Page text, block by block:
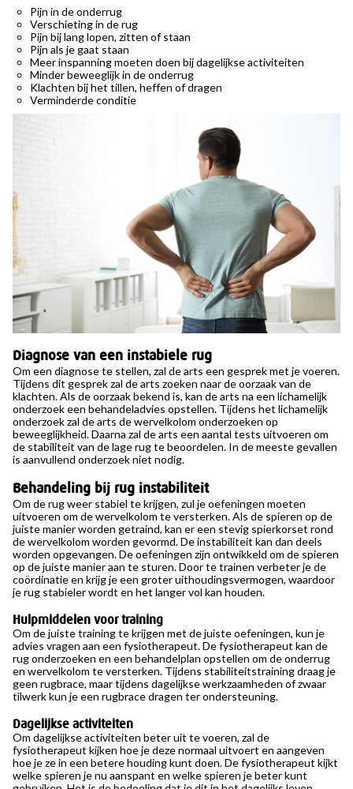
Pijn in de onderrug
Verschieting in de rug
Pijn bij lang lopen, zitten of staan
Pijn als je gaat staan
Meer inspanning moeten doen bij dagelijkse activiteiten
Minder beweeglijk in de onderrug
Klachten bij het tillen, heffen of dragen
Verminderde conditie
Diagnose van een instabiele rug
Om een diagnose te stellen, zal de arts een gesprek met je voeren.
Tijdens dit gesprek zal de arts zoeken naar de oorzaak van de
klachten. Als de oorzaak bekend is, kan de arts na een lichamelijk
onderzoek een behandeladvies opstellen. Tijdens het lichamelijk
onderzoek zal de arts de wervelkolom onderzoeken op
beweeglijkheid. Daarna zal de arts een aantal tests uitvoeren om
de stabiliteit van de lage rug te beoordelen. In de meeste gevallen
is aanvullend onderzoek niet nodig.
Behandeling bij rug instabiliteit
Om de rug weer stabiel te krijgen, zul je oefeningen moeten
uitvoeren om de wervelkolom te versterken. Als de spieren op de
juiste manier worden getraind, kan er een stevig spierkorset rond
de wervelkolom worden gevormd. De instabiliteit kan dan deels
worden opgevangen. De oefeningen zijn ontwikkeld om de spieren
op de juiste manier aan te sturen. Door te trainen verbeter je de
coördinatie en krijg je een groter uithoudingsvermogen, waardoor
je rug stabieler wordt en het langer vol kan houden.
Hulpmiddelen voor training
Om de juiste training te krijgen met de juiste oefeningen, kun je
advies vragen aan een fysiotherapeut. De fysiotherapeut kan de
rug onderzoeken en een behandelplan opstellen om de onderrug
en wervelkolom te versterken. Tijdens stabiliteitstraining draag je
geen rugbrace, maar tijdens dagelijkse werkzaamheden of zwaar
tilwerk kun je een rugbrace dragen ter ondersteuning.
Dagelijkse activiteiten
Om dagelijkse activiteiten beter uit te voeren, zal de
fysiotherapeut kijken hoe je deze normaal uitvoert en aangeven
hoe je ze in een betere houding kunt doen. De fysiotherapeut kijkt
welke spieren je nu aanspant en welke spieren je beter kunt